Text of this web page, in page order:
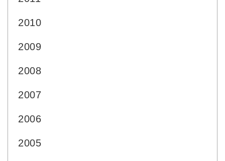
2010
2009
2008
2007
2006
2005